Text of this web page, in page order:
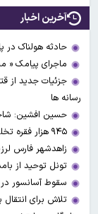
آخرین اخبار
حادثه هولناک در پاساژ علاءالدین؛
ماجرای پیامک
جزئیات جدید از
رسانه ها
حسین افشین:
۹۴۵ هزار فقره تخلف موتورسواران در تهران
زاهدشهر فارس
تونل توحید از
سقوط آسانسور در میدان
تلاش برای انتقال